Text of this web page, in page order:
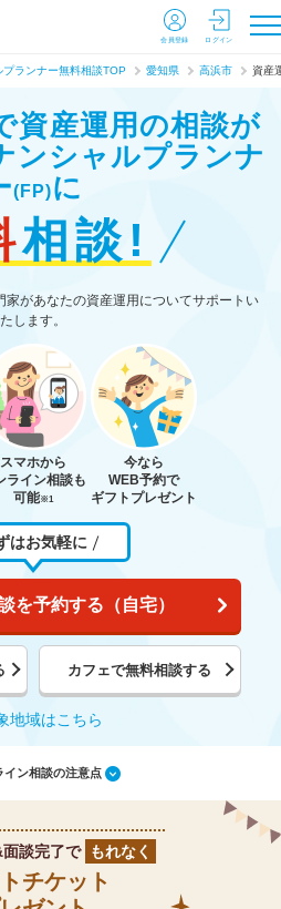
会員登録 ログイン
プランナー無料相談TOP 愛知県 高浜市 資産
資産運用の相談が
ンシャルプランナ
(FP)に
相談!
があなたの資産運用についてサポートい
たします。
スマホから
ライン相談も
可能※1
今なら
WEB予約で
ギフトプレゼント
はお気軽に
を予約する（自宅）
カフェで無料相談する
地域はこちら
ン相談の注意点
談完了で もれなく
チケット